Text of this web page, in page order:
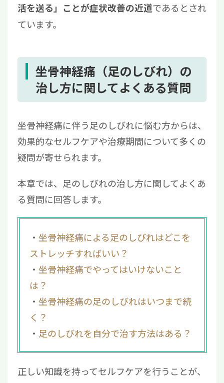
活を送る」ことが症状改善の近道であるとされ
ています。
坐骨神経痛（足のしびれ）の
治し方に関してよくある質問
坐骨神経痛に伴う足のしびれに悩む方からは、
効果的なセルフケアや治療期間について多くの
疑問が寄せられます。
本章では、足のしびれの治し方に関してよくあ
る質問に回答します。
坐骨神経痛による足のしびれはどこを
ストレッチすればいい？
坐骨神経痛でやってはいけないこと
は？
坐骨神経痛の足のしびれはいつまで続
く？
足のしびれを自分で治す方法はある？
正しい知識を持ってセルフケアを行うことが、